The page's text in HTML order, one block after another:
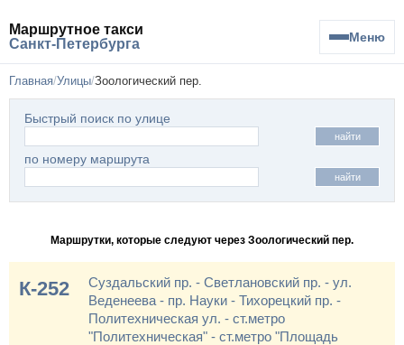
Маршрутное такси
Санкт-Петербурга
Меню
Главная Улицы Зоологический пер.
Быстрый поиск по улице
найти
по номеру маршрута
найти
Маршрутки, которые следуют через Зоологический пер.
К-252
Суздальский пр. - Светлановский пр. - ул.
Веденеева - пр. Науки - Тихорецкий пр. -
Политехническая ул. - ст.метро
"Политехническая" - ст.метро "Площадь